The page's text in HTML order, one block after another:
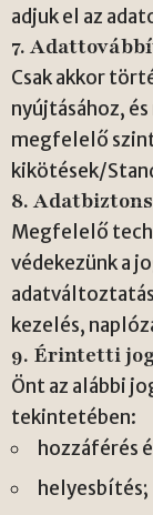
adjuk el az
7.
Csak akkor
nyújtásához,
megfelelő
kikötések/
8.
Megfelelő
védekezünk a
kezelés,
9. Érintetti
Önt az alábbi
tekintetében:
hozzáférés
helyesbítés;